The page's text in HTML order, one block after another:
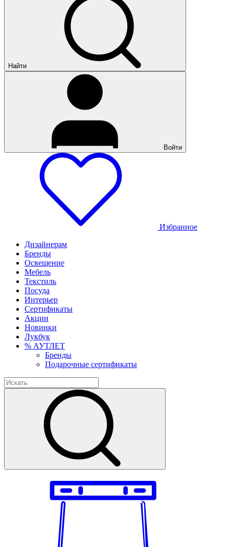
Найти
Войти
Избранное
Дизайнерам
Бренды
Освещение
Мебель
Текстиль
Посуда
Интерьер
Сертификаты
Акции
Новинки
Лукбук
% АУТЛЕТ
Бренды
Подарочные сертификаты